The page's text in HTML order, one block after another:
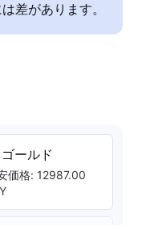
差があります。
ゴールド
価格: 12987.00